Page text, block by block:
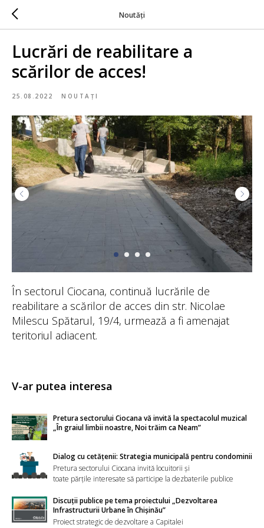
Noutăți
Lucrări de reabilitare a
scărilor de acces!
25.08.2022 NOUTAȚI
În sectorul Ciocana, continuă lucrările de
reabilitare a scărilor de acces din str. Nicolae
Milescu Spătarul, 19/4, urmează a fi amenajat
teritoriul adiacent.
V-ar putea interesa
Pretura sectorului Ciocana vă invită la spectacolul muzical
„În graiul limbii noastre, Noi trăim ca Neam”
Dialog cu cetățenii: Strategia municipală pentru condominii
Pretura sectorului Ciocana invită locuitorii și
toate părțile interesate să participe la dezbaterile publice
Discuții publice pe tema proiectului „Dezvoltarea
Infrastructurii Urbane în Chișinău”
Proiect strategic de dezvoltare a Capitalei